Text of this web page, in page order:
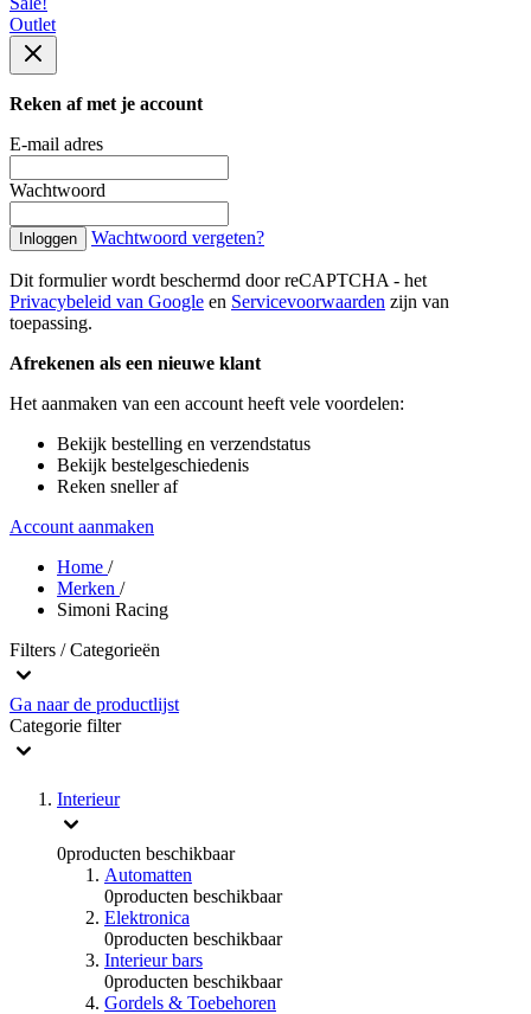
Outlet
Reken af met je account
E-mail adres
Wachtwoord
Inloggen Wachtwoord vergeten?
Dit formulier wordt beschermd door reCAPTCHA - het
Privacybeleid van Google en Servicevoorwaarden zijn van
toepassing.
Afrekenen als een nieuwe klant
Het aanmaken van een account heeft vele voordelen:
Bekijk bestelling en verzendstatus
Bekijk bestelgeschiedenis
Reken sneller af
Account aanmaken
Home /
Merken /
Simoni Racing
Filters / Categorieën
Ga naar de productlijst
Categorie filter
Interieur
0producten beschikbaar
Automatten
0producten beschikbaar
Elektronica
0producten beschikbaar
Interieur bars
0producten beschikbaar
Gordels & Toebehoren